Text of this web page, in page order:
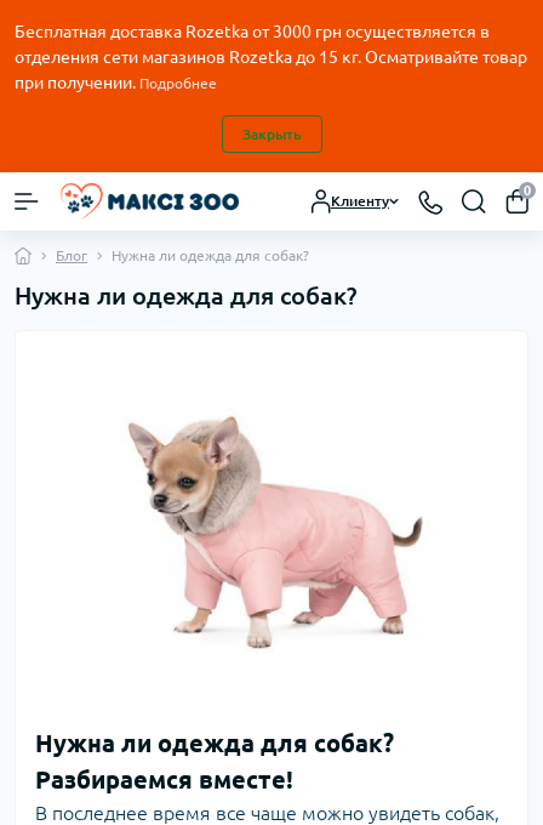
Бесплатная доставка Rozetka от3000 грн осуществляется в
отделения сети магазинов Rozetka до 15 кг. Осматривайте товар
при получении. Подробнее
Закрыть
Клиенту
0
Блог Нужна ли одежда для собак?
Нужна ли одежда для собак?
Нужна ли одежда для собак?
Разбираемся вместе!
В последнее время все чаще можно увидеть собак,